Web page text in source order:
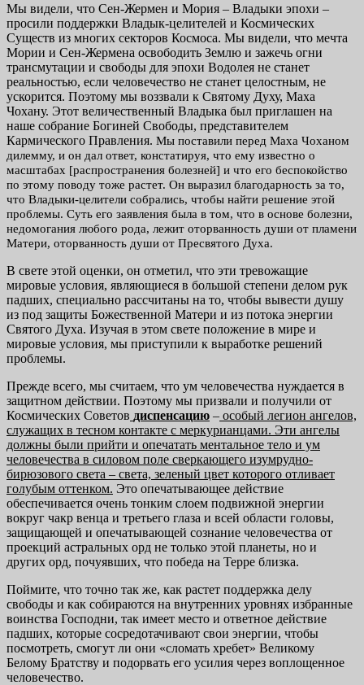
Мы видели, что Сен-Жермен и Мория – Владыки эпохи –
просили поддержки Владык-целителей и Космических
Существ из многих секторов Космоса. Мы видели, что мечта
Мории и Сен-Жермена освободить Землю и зажечь огни
трансмутации и свободы для эпохи Водолея не станет
реальностью, если человечество не станет целостным, не
ускорится. Поэтому мы воззвали к Святому Духу, Маха
Чохану. Этот величественный Владыка был приглашен на
наше собрание Богиней Свободы, представителем
Кармического Правления. Мы поставили перед Маха Чоханом
дилемму, и он дал ответ, констатируя, что ему известно о
масштабах [распространения болезней] и что его беспокойство
по этому поводу тоже растет. Он выразил благодарность за то,
что Владыки-целители собрались, чтобы найти решение этой
проблемы. Суть его заявления была в том, что в основе болезни,
недомогания любого рода, лежит оторванность души от пламени
Матери, оторванность души от Пресвятого Духа.
В свете этой оценки, он отметил, что эти тревожащие
мировые условия, являющиеся в большой степени делом рук
падших, специально рассчитаны на то, чтобы вывести душу
из под защиты Божественной Матери и из потока энергии
Святого Духа. Изучая в этом свете положение в мире и
мировые условия, мы приступили к выработке решений
проблемы.
Прежде всего, мы считаем, что ум человечества нуждается в
защитном действии. Поэтому мы призвали и получили от
Космических Советов диспенсацию – особый легион ангелов,
служащих в тесном контакте с меркурианцами. Эти ангелы
должны были прийти и опечатать ментальное тело и ум
человечества в силовом поле сверкающего изумрудно-
бирюзового света – света, зеленый цвет которого отливает
голубым оттенком. Это опечатывающее действие
обеспечивается очень тонким слоем подвижной энергии
вокруг чакр венца и третьего глаза и всей области головы,
защищающей и опечатывающей сознание человечества от
проекций астральных орд не только этой планеты, но и
других орд, почуявших, что победа на Терре близка.
Поймите, что точно так же, как растет поддержка делу
свободы и как собираются на внутренних уровнях избранные
воинства Господни, так имеет место и ответное действие
падших, которые сосредотачивают свои энергии, чтобы
посмотреть, смогут ли они «сломать хребет» Великому
Белому Братству и подорвать его усилия через воплощенное
человечество.